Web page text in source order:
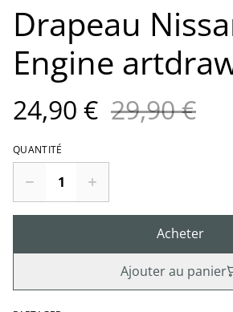
Drapeau
Engine
24,90 € 29,90 €
QUANTITÉ
Acheter
Ajouter au panier